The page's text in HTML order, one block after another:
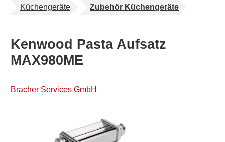
Küchengeräte Zubehör Küchengeräte
Kenwood Pasta Aufsatz
MAX980ME
Bracher Services GmbH
Bildergalerie überspringen